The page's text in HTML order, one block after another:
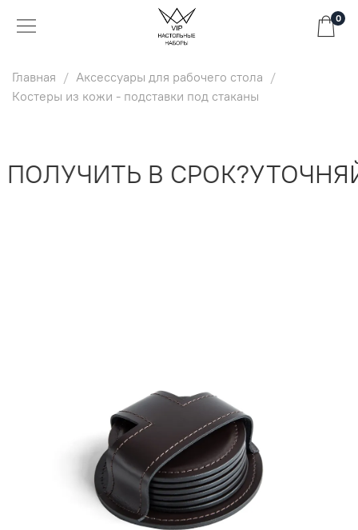
0
Главная
Аксессуары для рабочего стола
Костеры из кожи - подставки под стаканы
В СРОК?